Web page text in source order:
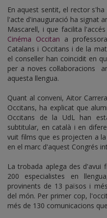
En aquest sentit, el rector
l'acte d'inauguració ha signat
Mascarell, i que facilita
Cinéma Occitan a
Catalans i Occitans i de la
el conseller han coincidit en
per a noves col·laboracions
aquesta llengua.
Quant al conveni, Aitor
Occitans, ha explicat que
Occitans de la UdL han
subtitular, en català i en
vuit films que es projecten a
en el marc d'aquest Congrés
La trobada aplega des d'avui
200 especialistes en
provinents de 13 països i
del món. Per primer cop,
més de 130 comunicacions